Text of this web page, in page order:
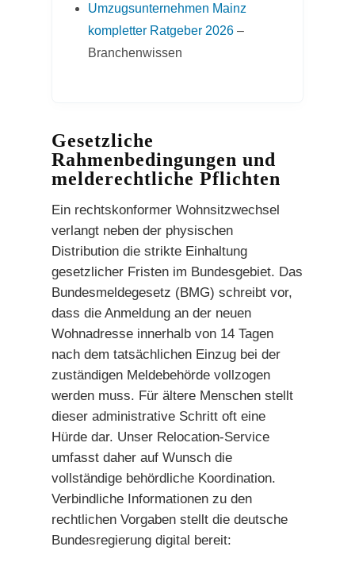
Umzugsunternehmen Mainz
kompletter Ratgeber 2026–
Branchenwissen
Gesetzliche
Rahmenbedingungen und
melderechtliche Pflichten
Ein rechtskonformer Wohnsitzwechsel
verlangt neben der physischen
Distribution die strikte Einhaltung
gesetzlicher Fristen im Bundesgebiet. Das
Bundesmeldegesetz (BMG) schreibt vor,
dass die Anmeldung an der neuen
Wohnadresse innerhalb von 14 Tagen
nach dem tatsächlichen Einzug bei der
zuständigen Meldebehörde vollzogen
werden muss. Für ältere Menschen stellt
dieser administrative Schritt oft eine
Hürde dar. Unser Relocation-Service
umfasst daher auf Wunsch die
vollständige behördliche Koordination.
Verbindliche Informationen zu den
rechtlichen Vorgaben stellt die deutsche
Bundesregierung digital bereit: